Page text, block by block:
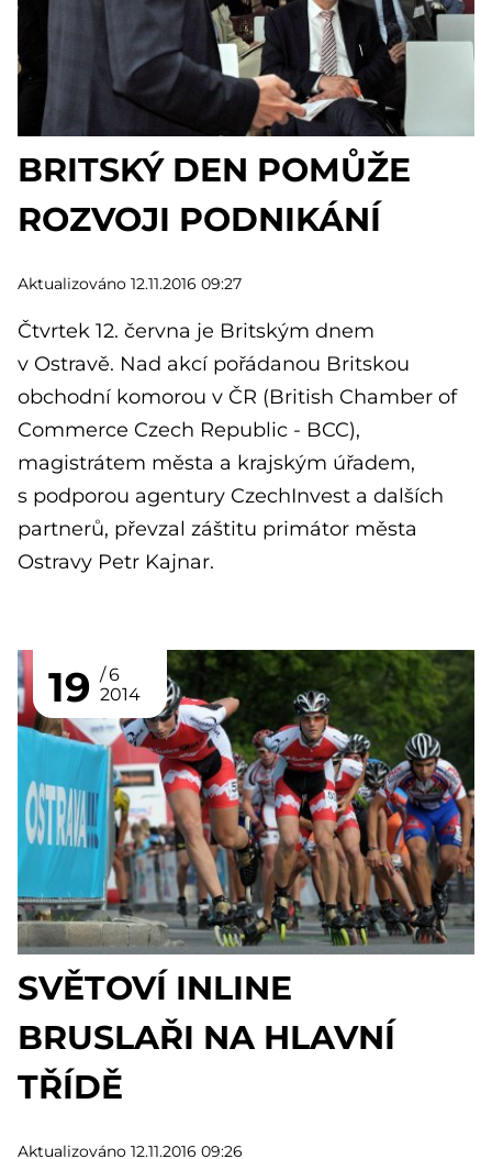
BRITSKÝ DEN POMŮŽE
ROZVOJI PODNIKÁNÍ
Aktualizováno 12.11.2016 09:27
Čtvrtek 12. června je Britským dnem
v Ostravě. Nad akcí pořádanou Britskou
obchodní komorou v ČR (British Chamber of
Commerce Czech Republic - BCC),
magistrátem města a krajským úřadem,
s podporou agentury CzechInvest a dalších
partnerů, převzal záštitu primátor města
Ostravy Petr Kajnar.
19
6
2014
SVĚTOVÍ INLINE
BRUSLAŘI NA HLAVNÍ
TŘÍDĚ
Aktualizováno 12.11.2016 09:26